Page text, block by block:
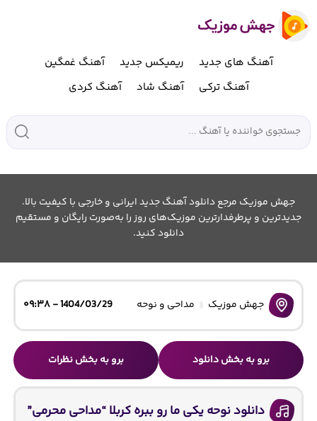
آهنگ های جدید ریمیکس جدید
آهنگ غمگین
آهنگ ترکی
آهنگ شاد آهنگ کردی
جهش موزیک مرجع دانلود آهنگ جدید ایرانی و خارجی با کیفیت بالا.
جدیدترین و پرطرفدارترین موزیک‌های روز را به‌صورت رایگان و مستقیم
دانلود کنید.
جهش موزیک مداحی و نوحه 1404/03/29 - ۰۹:۳۸
برو به بخش دانلود برو به بخش نظرات
دانلود نوحه یکی ما رو ببره کربلا “مداحی محرمی”